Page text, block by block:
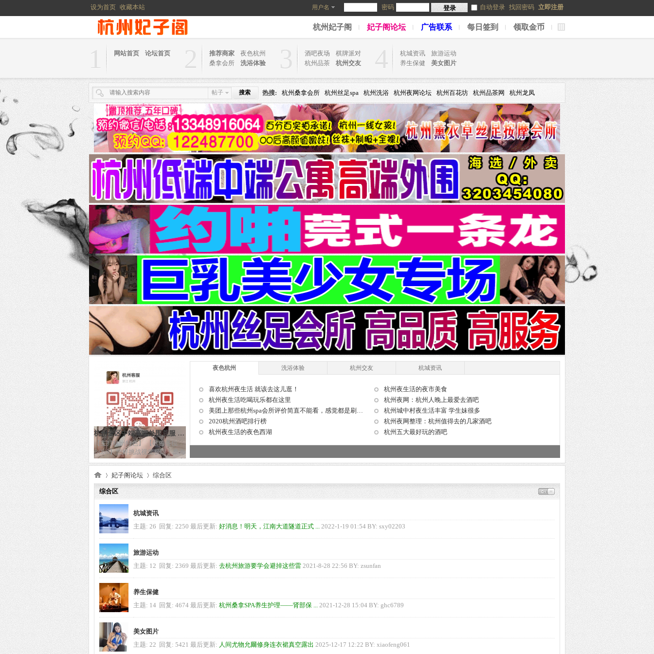
设为首页 收藏本站 用户名 密码 登录 自动登录 找回密码 立即注册
杭州妃子阁 妃子阁论坛 广告联系 每日签到 领取金币
1 网站首页 论坛首页 2 推荐商家
夜色杭州
桑拿会所
洗浴体验 3 酒吧夜场
棋牌派对
杭州品茶
杭州交友 4 杭城资讯
旅游运动
养生保健
美女图片
帖子 搜索 热搜: 杭州桑拿会所 杭州丝足spa 杭州洗浴 杭州夜网论坛 杭州百花坊 杭州品茶网 杭州龙凤
官方推荐 杭州特色 日韩洋
论坛新帖
百分百
实拍承
实拍承
诺！预约微信：
官方推荐 杭州
特色 日韩洋酒
莞式 基地商务
杭州全区中端
高端外围莞服
商务宴请 一手
寓 高端外围海
选外卖 QQ:320
官方推荐 杭州特色 日韩洋酒莞式 基地商务
杭州全区中端高端外围莞服 商务宴请 一手资
【主打杭州特色】 【敬告各位
BOSS】您好挑战视觉极限！桑海
茫茫，狼友领航。全新的想
杭州低端中端公寓 高端外围海选
外卖 注：近期微信封号严重，最
好加客服QQ方便长期联
夜色杭州 洗浴体验 杭州交友 杭城资讯
喜欢杭州夜生活 就该去这儿逛！
杭州夜生活的夜市美食
杭州夜生活吃喝玩乐都在这里
杭州夜网：杭州人晚上最爱去酒吧
美团上那些杭州spa会所评价简直不能看，感觉都是刷的。
杭州城中村夜生活丰富 学生妹很多
2020杭州酒吧排行榜
杭州夜网整理：杭州值得去的几家酒吧
杭州夜生活的夜色西湖
杭州五大最好玩的酒吧
杭州品茶十大茶楼攻略
体验杭州夜生活得去 这些地方逛逛
杭州桑拿洗浴会所的一些基本常识
杭州夜生活有自己不一样的神韵
杭
州
»
妃子阁论坛
›
综合区
综合区
杭城资讯
主题: 26 回复: 2250 最后更新: 好消息！明天，江南大道隧道正式 ... 2022-1-19 01:54 BY: sxy02203
旅游运动
主题: 12 回复: 2369 最后更新: 去杭州旅游要学会避掉这些雷 2021-8-28 22:56 BY: zsunfan
养生保健
主题: 14 回复: 4674 最后更新: 杭州桑拿SPA养生护理——肾部保 ... 2021-12-28 15:04 BY: ghc6789
美女图片
主题: 22 回复: 5421 最后更新: 人间尤物允爾修身连衣裙真空露出 2025-12-17 12:22 BY: xiaofeng061